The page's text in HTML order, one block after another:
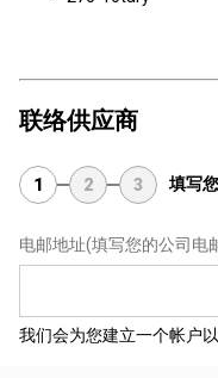
联络供应商
1 2 3 填写
电邮地址(填写您的公司电
我们会为您建立一个帐户